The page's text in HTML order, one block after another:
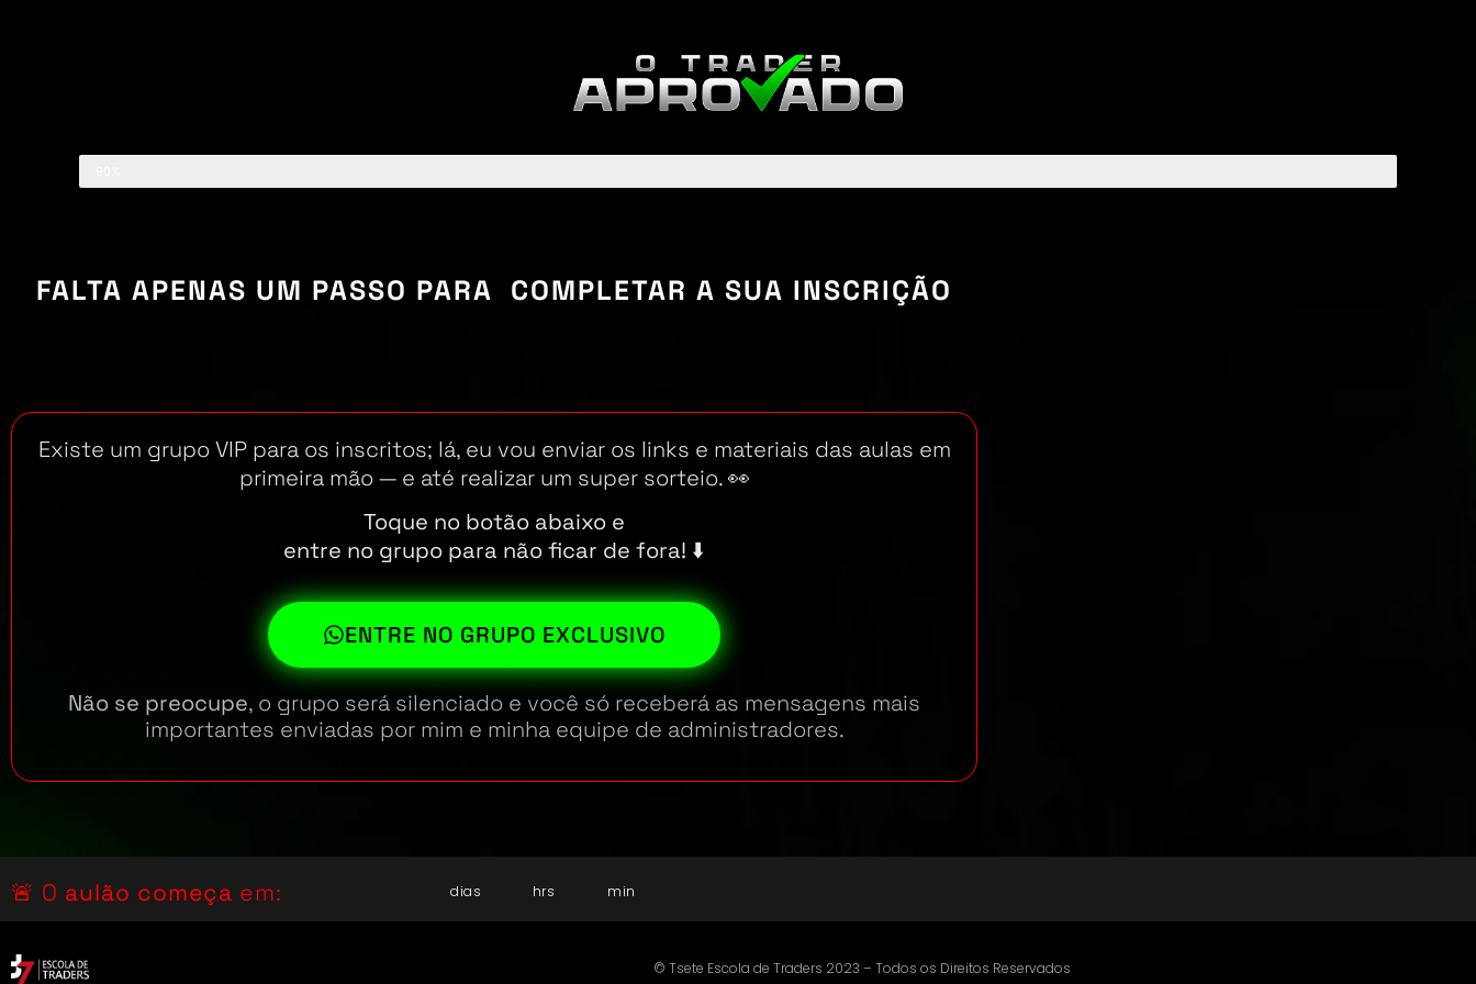
FALTA APENAS UM PASSO PARA COMPLETAR A SUA INSCRIÇÃO
Existe um grupo VIP para os inscritos; lá, eu vou enviar os links e materiais das aulas em
primeira mão — e até realizar um super sorteio. 👀
Toque no botão abaixo e
entre no grupo para não ficar de fora! ⬇️
ENTRE NO GRUPO EXCLUSIVO
Não se preocupe, o grupo será silenciado e você só receberá as mensagens mais
importantes enviadas por mim e minha equipe de administradores.
🚨 O aulão começa em: dias hrs min
©️ Tsete Escola de Traders 2023 – Todos os Direitos Reservados